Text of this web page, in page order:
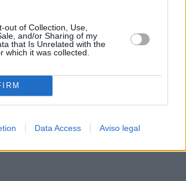
out of Collection, Use,
and/or Sharing of my
that Is Unrelated with the
which it was collected.
Data Access Aviso legal